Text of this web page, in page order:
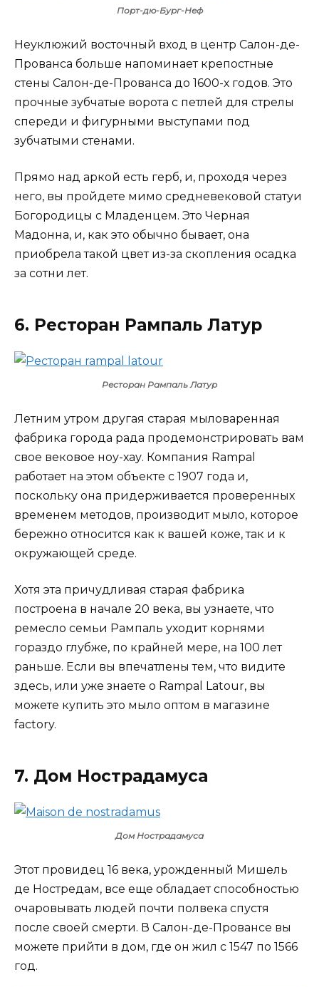
Порт-дю-Бург-Неф
Неуклюжий восточный вход в центр Салон-де-
Прованса больше напоминает крепостные
стены Салон-де-Прованса до 1600-х годов. Это
прочные зубчатые ворота с петлей для стрелы
спереди и фигурными выступами под
зубчатыми стенами.
Прямо над аркой есть герб, и, проходя через
него, вы пройдете мимо средневековой статуи
Богородицы с Младенцем. Это Черная
Мадонна, и, как это обычно бывает, она
приобрела такой цвет из-за скопления осадка
за сотни лет.
6. Ресторан Рампаль Латур
Ресторан Рампаль Латур
Летним утром другая старая мыловаренная
фабрика города рада продемонстрировать вам
свое вековое ноу-хау. Компания Rampal
работает на этом объекте с 1907 года и,
поскольку она придерживается проверенных
временем методов, производит мыло, которое
бережно относится как к вашей коже, так и к
окружающей среде.
Хотя эта причудливая старая фабрика
построена в начале 20 века, вы узнаете, что
ремесло семьи Рампаль уходит корнями
гораздо глубже, по крайней мере, на 100 лет
раньше. Если вы впечатлены тем, что видите
здесь, или уже знаете о Rampal Latour, вы
можете купить это мыло оптом в магазине
factory.
7. Дом Нострадамуса
Дом Нострадамуса
Этот провидец 16 века, урожденный Мишель
де Ностредам, все еще обладает способностью
очаровывать людей почти полвека спустя
после своей смерти. В Салон-де-Провансе вы
можете прийти в дом, где он жил с 1547 по 1566
год.